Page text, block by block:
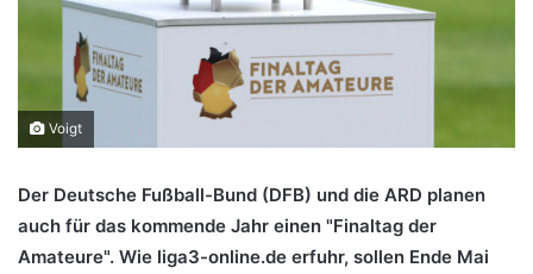
Voigt
Der Deutsche Fußball-Bund (DFB) und die ARD planen
auch für das kommende Jahr einen "Finaltag der
Amateure". Wie liga3-online.de erfuhr, sollen Ende Mai